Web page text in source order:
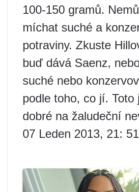
100-150 gramů.
míchat suché a
potraviny. Zkuste
buď dává Saenz,
suché nebo
podle toho, co jí. Toto
dobré na žaludeční
07 Leden 2013, 21: 51